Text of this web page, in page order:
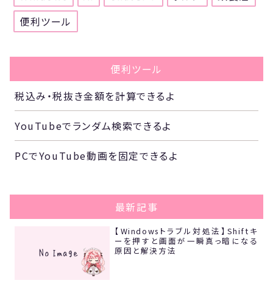
便利ツール
便利ツール
税込み・税抜き金額を計算できるよ
YouTubeでランダム検索できるよ
PCでYouTube動画を固定できるよ
最新記事
【Windowsトラブル対処法】Shiftキ
ーを押すと画面が一瞬真っ暗になる
原因と解決方法